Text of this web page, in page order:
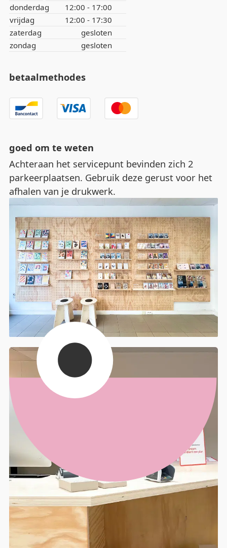
donderdag
12:00 - 17:00
vrijdag
12:00 - 17:30
zaterdag
gesloten
zondag
gesloten
betaalmethodes
goed om te weten
Achteraan het servicepunt bevinden zich 2
parkeerplaatsen. Gebruik deze gerust voor het
afhalen van je drukwerk.